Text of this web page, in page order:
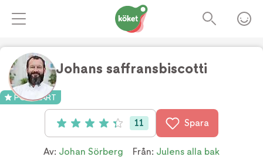
Johans saffransbiscotti
POPULÄRT
Betyg: 4.3 av 5 (11 röster)
11 Spara
Av: Johan Sörberg Från: Julens alla bak